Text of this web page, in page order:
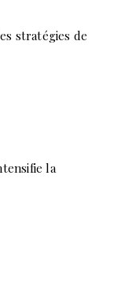
stratégies de
la